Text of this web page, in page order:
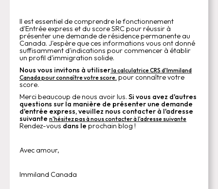
Il est essentiel de comprendre le fonctionnement
d'Entrée express et du score SRC pour réussir à
présenter une demande de résidence permanente au
Canada. J'espère que ces informations vous ont donné
suffisamment d'indications pour commencer à établir
un profil d'immigration solide.
Nous vous invitons à utiliserla calculatrice CRS d'Immiland
Canada pour connaître votre score. pour connaître votre
score.
Merci beaucoup de nous avoir lus. Si vous avez d'autres
questions sur la manière de présenter une demande
d'entrée express, veuillez nous contacter à l'adresse
suivante n'hésitez pas à nous contacter à l'adresse suivante
Rendez-vous dans le prochain blog !
Avec amour,
Immiland Canada